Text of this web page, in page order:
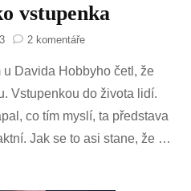
vstupenka
2 komentářeu
s
názvem
jako
vstupenka
Davida Hobbyho četl, že
Vstupenkou do života lidí.
co tím myslí, ta představa
Jak se to asi stane, že …